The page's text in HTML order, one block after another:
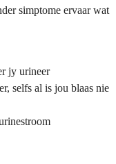
simptome ervaar wat
jy urineer
selfs al is jou blaas nie